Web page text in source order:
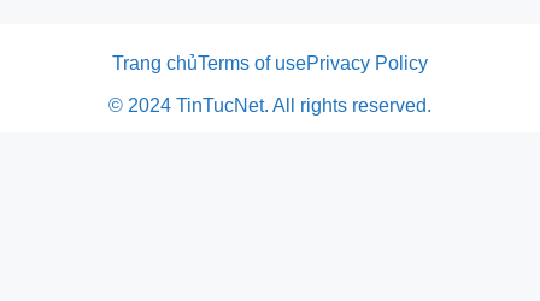
Trang chủTerms of usePrivacy Policy
© 2024 TinTucNet. All rights reserved.